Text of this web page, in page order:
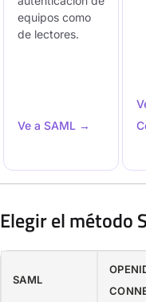
equipos como
de lectores.
Ve a SAML →
Elegir el método
SAML